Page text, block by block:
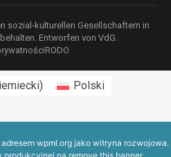
sozial-kulturellen Gesellschaftern in
Entworfen von VdG.
RODO
) Polski
wpml.orgjako witryna rozwojowa.